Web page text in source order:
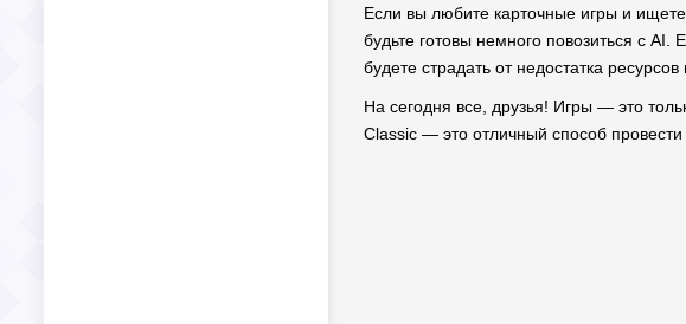
Если вы любите карточные игры и
будьте готовы немного повозиться с
будете страдать от недостатка
На сегодня все, друзья! Игры — это
Classic — это отличный способ